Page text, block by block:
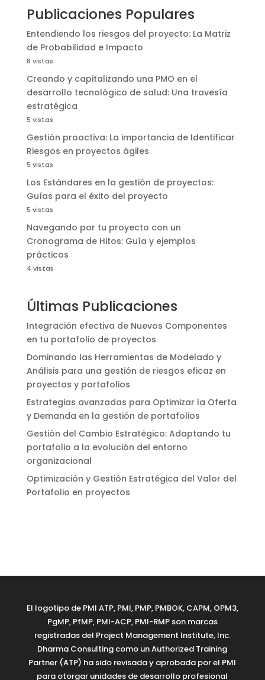
Publicaciones Populares
Entendiendo los riesgos del proyecto: La Matriz
de Probabilidad e Impacto
8 vistas
Creando y capitalizando una PMO en el
desarrollo tecnológico de salud: Una travesía
estratégica
5 vistas
Gestión proactiva: La importancia de Identificar
Riesgos en proyectos ágiles
5 vistas
Los Estándares en la gestión de proyectos:
Guías para el éxito del proyecto
5 vistas
Navegando por tu proyecto con un
Cronograma de Hitos: Guía y ejemplos
prácticos
4 vistas
Últimas Publicaciones
Integración efectiva de Nuevos Componentes
en tu portafolio de proyectos
Dominando las Herramientas de Modelado y
Análisis para una gestión de riesgos eficaz en
proyectos y portafolios
Estrategias avanzadas para Optimizar la Oferta
y Demanda en la gestión de portafolios
Gestión del Cambio Estratégico: Adaptando tu
portafolio a la evolución del entorno
organizacional
Optimización y Gestión Estratégica del Valor del
Portafolio en proyectos
El logotipo de PMI ATP, PMI, PMP, PMBOK, CAPM, OPM3,
PgMP, PfMP, PMI-ACP, PMI-RMP son marcas
registradas del Project Management Institute, Inc.
Dharma Consulting como un Authorized Training
Partner (ATP) ha sido revisada y aprobada por el PMI
para otorgar unidades de desarrollo profesional